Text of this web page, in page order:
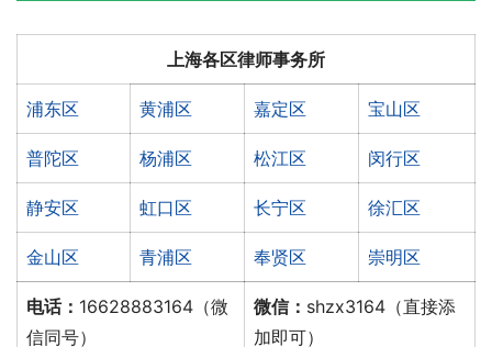
上海各区律师事务所
浦东区 黄浦区 嘉定区 宝山区
普陀区 杨浦区 松江区 闵行区
静安区 虹口区 长宁区 徐汇区
金山区 青浦区 奉贤区 崇明区
电话： 16628883164（微
信同号）
微信： shzx3164（直接添
加即可）